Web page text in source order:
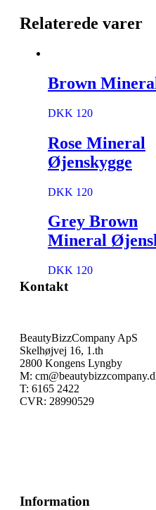
Relaterede varer
Brown
DKK 120
Rose Mineral
Øjenskygge
DKK 120
Grey Brown
Mineral
DKK 120
Kontakt
BeautyBizzCompany ApS
Skelhøjvej 16, 1.th
2800 Kongens Lyngby
M:
T: 6165 2422
CVR: 28990529
Information